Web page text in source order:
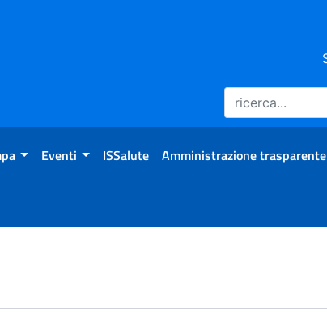
Eventi ISSalute Amministrazione trasparente